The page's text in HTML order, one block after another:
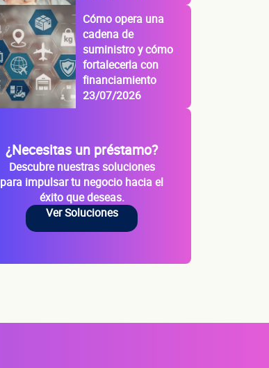
Cómo opera una
cadena de
suministro y cómo
fortalecerla con
financiamiento
23/07/2026
¿Necesitas un préstamo?
Descubre nuestras soluciones
para impulsar tu negocio hacia el
éxito que deseas.
Ver Soluciones